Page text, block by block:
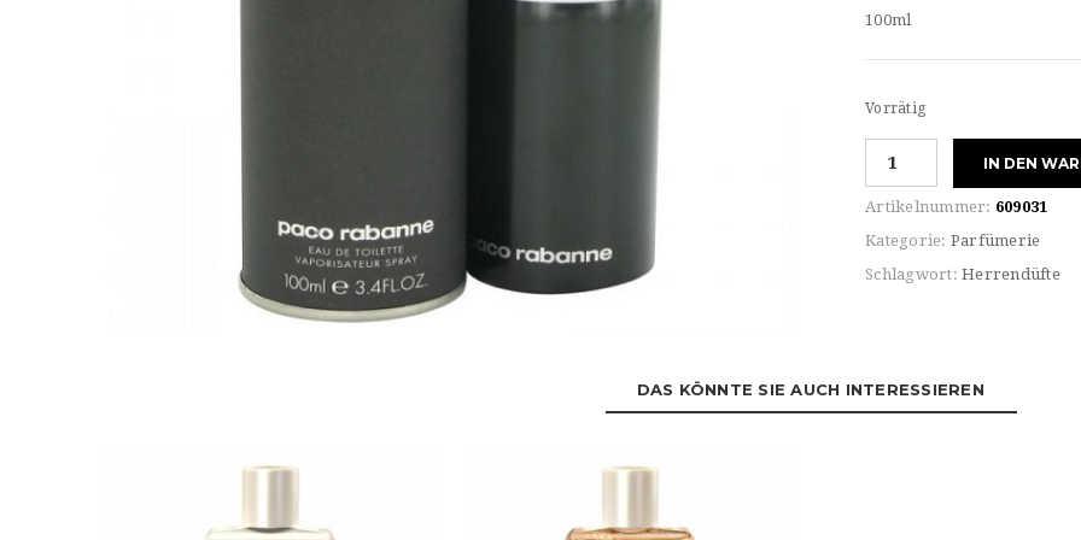
100ml
Vorrätig
For
Eau
IN DEN
Artikelnummer: 609031
Kategorie: Parfümerie
Schlagwort: Herrendüfte
DAS KÖNNTE SIE AUCH INTERESSIEREN